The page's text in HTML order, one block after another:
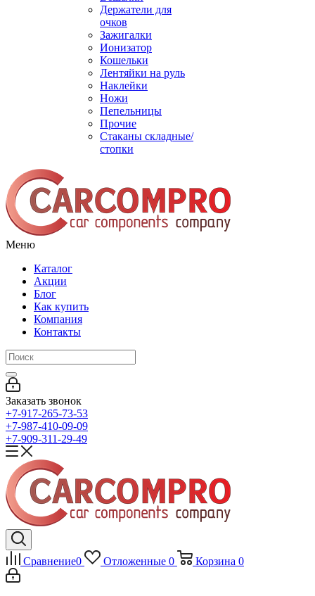
Держатели для
очков
Зажигалки
Ионизатор
Кошельки
Лентяйки на руль
Наклейки
Ножи
Пепельницы
Прочие
Стаканы складные/
стопки
Меню
Каталог
Акции
Блог
Как купить
Компания
Контакты
Заказать звонок
+7-917-265-73-53
+7-987-410-09-09
+7-909-311-29-49
Сравнение0 Отложенные 0 Корзина 0